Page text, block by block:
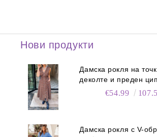
Нови продукти
Дамска рокля на
деколте и преден цип
€54.99
Дамска рокля с V-